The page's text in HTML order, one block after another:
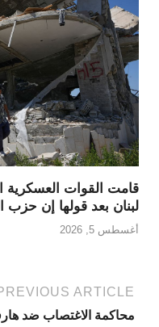
قامت القوات العسكرية
لبنان بعد قولها إن حزب
أغسطس 5, 2026
ARTICLE
محاكمة الاغتصاب ضد